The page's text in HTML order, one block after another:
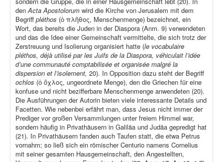
denActa Apostolorum wird die Kirche von Jerusalem mit dem
Begriff pléthos (ὁ πλῆθος, Menschenmenge) bezeichnet, ein
Wort, das bereits die Juden in der Diaspora (Anm. 9) verwendeten
und das die Idee einer Gemeinschaft vermittelte, die sich trotz der
Zerstreuung und Isolierung organisiert hatte (le vocabulaire
pléthos, déjà utilisé par les Juifs de la Diaspora, véhiculait l’idée
d’une communauté comptabilisée et organisée malgré la
dispersion et l’isolement, 20). In Opposition dazu steht der Begriff
ochlos (ὁ ὄχλος, ungeordnete Menge), den die Griechen für eine
konfuse und nicht bezifferbare Menschenmenge anwendeten (20).
Die Ausführungen der Autorin bieten viele interessante Details und
Facetten. Wie nebenbei erfährt man, dass Jesus nicht immer der
Prediger vor großen Versammlungen unter freiem Himmel war,
sondern häufig in Privathäusern in Galiläa und Judäa gepredigt hat
(21). In Privathäusern fanden auch Taufen statt, die etwa Petrus
vornahm; so ließ sich ein römischer Centurio namens Cornelius
mit seiner gesamten Hausgemeinschaft, den Angestellten,